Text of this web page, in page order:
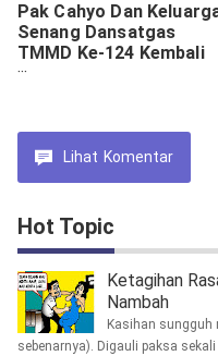
Pak Cahyo Dan
Senang Dansatgas
TMMD Ke-124 Kembali
Tinjau Langsung
Lihat Komentar
Hot Topic
Ketagihan
Nambah
Kasihan sungguh
sebenarnya). Digauli paksa